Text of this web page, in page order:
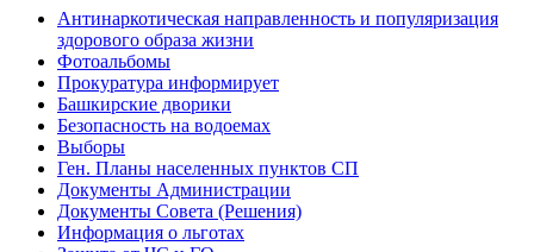
Антинаркотическая направленность и популяризация
здорового образа жизни
Фотоальбомы
Прокуратура информирует
Башкирские дворики
Безопасность на водоемах
Выборы
Ген. Планы населенных пунктов СП
Документы Администрации
Документы Совета (Решения)
Информация о льготах